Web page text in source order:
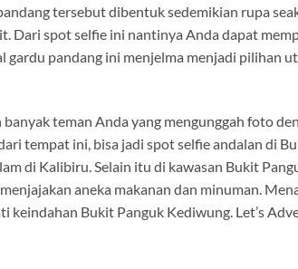
tersebut dibentuk sedemikian rupa
Dari spot selfie ini nantinya Anda dapat
gardu pandang ini menjelma menjadi pilihan
teman Anda yang mengunggah foto
tempat ini, bisa jadi spot selfie andalan di
di Kalibiru. Selain itu di kawasan Bukit
aneka makanan dan minuman.
keindahan Bukit Panguk Kediwung. Let’s